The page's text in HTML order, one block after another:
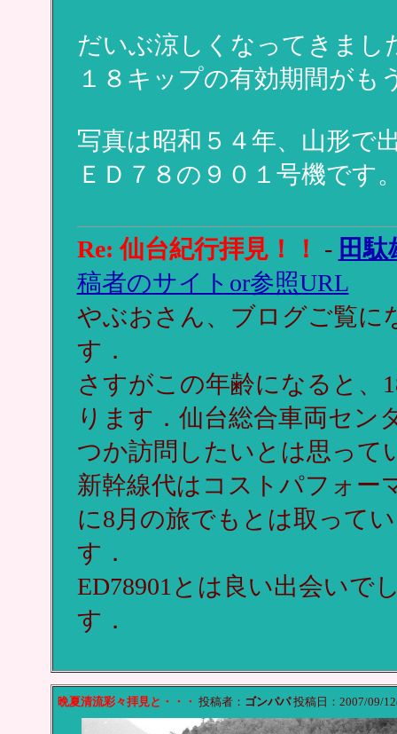
だいぶ涼しくなってきまし
１８キップの有効期間が
写真は昭和５４年、山形で
ＥＤ７８の９０１号機です
Re: 仙台紀行拝見！！ - 田駄
稿者のサイトor参照URL
やぶおさん、ブログご覧に
す．
さすがこの年齢になると、
ります．仙台総合車両セン
つか訪問したいとは思って
新幹線代はコストパフォー
に8月の旅でもとは取って
す．
ED78901とは良い出会いで
す．
晩夏清流彩々拝見と・・・ 投稿者： ゴンパパ投稿日：2007/09/